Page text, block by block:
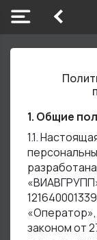
1. Общие
1.1.
законом от